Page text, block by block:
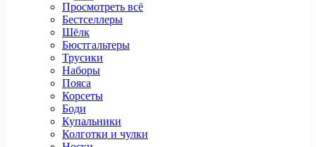
Просмотреть всё
Бестселлеры
Шёлк
Бюстгальтеры
Трусики
Наборы
Пояса
Корсеты
Боди
Купальники
Колготки и чулки